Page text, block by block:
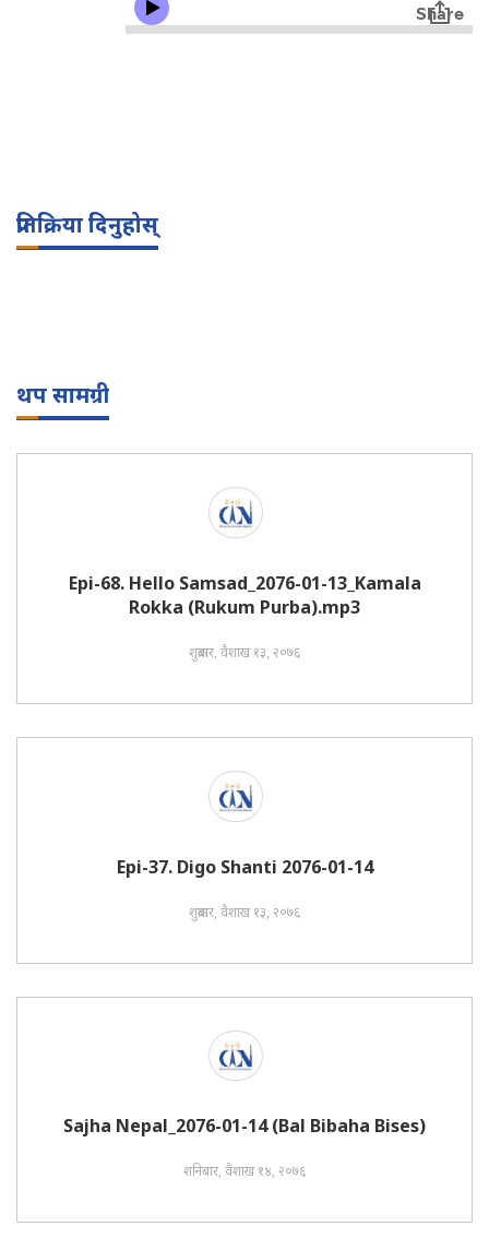
प्रतिक्रिया दिनुहोस्
थप सामग्री
Epi-68. Hello Samsad_2076-01-13_Kamala
Rokka (Rukum Purba).mp3
शुक्रबार, वैशाख १३, २०७६
Epi-37. Digo Shanti 2076-01-14
शुक्रबार, वैशाख १३, २०७६
Sajha Nepal_2076-01-14 (Bal Bibaha Bises)
शनिबार, वैशाख १४, २०७६